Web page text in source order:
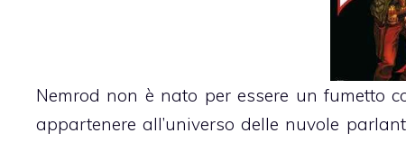
Nemrod non è nato per essere un
appartenere all’universo delle nuvole